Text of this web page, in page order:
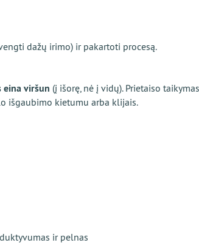
dažų irimo) ir pakartoti procesą.
viršun (į išorę, nė į vidų). Prietaiso
išgaubimo kietumu arba klijais.
ir pelnas